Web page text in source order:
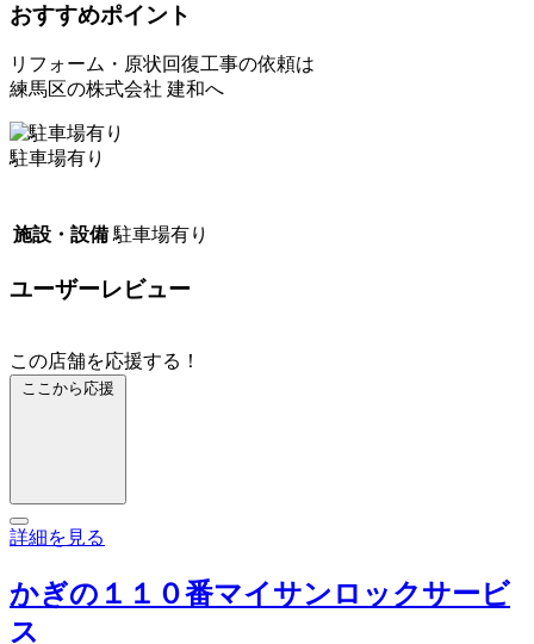
おすすめポイント
リフォーム・原状回復工事の依頼は
練馬区の株式会社 建和へ
駐車場有り
施設・設備 駐車場有り
ユーザーレビュー
この店舗を応援する！
ここから応援
詳細を見る
かぎの１１０番マイサンロックサービ
ス